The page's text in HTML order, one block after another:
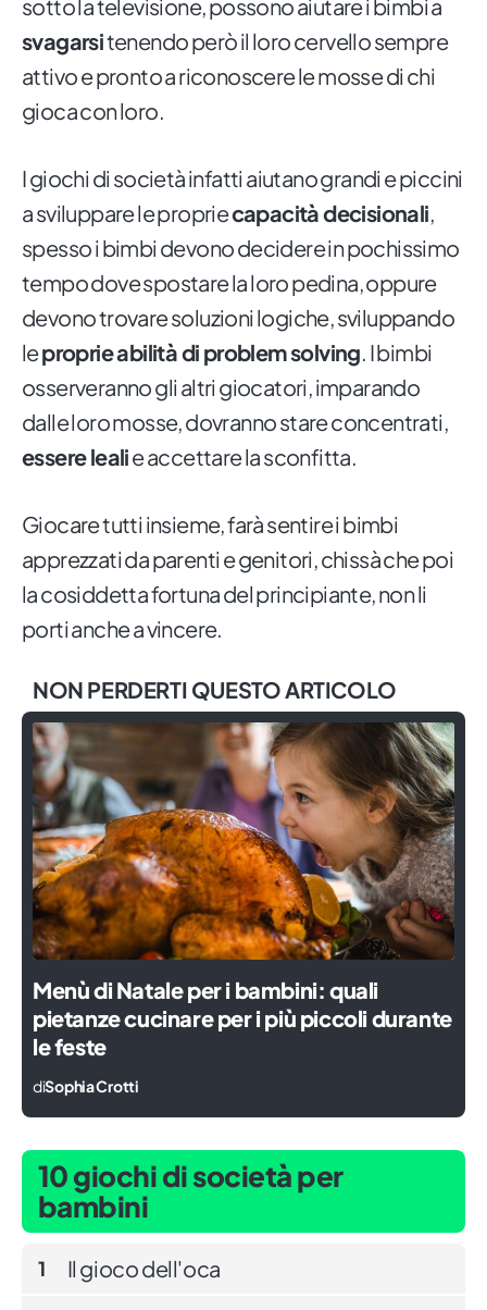
sotto la televisione, possono aiutare i bimbi a
svagarsitenendo però il loro cervello sempre
attivo e pronto a riconoscere le mosse di chi
gioca con loro.
I giochi di società infatti aiutano grandi e piccini
a sviluppare le propriecapacità decisionali,
spesso i bimbi devono decidere in pochissimo
tempo dove spostare la loro pedina, oppure
devono trovare soluzioni logiche, sviluppando
leproprie abilità di problem solving. I bimbi
osserveranno gli altri giocatori, imparando
dalle loro mosse, dovranno stare concentrati,
essere lealie accettare la sconfitta.
Giocare tutti insieme, farà sentire i bimbi
apprezzati da parenti e genitori, chissà che poi
la cosiddetta fortuna del principiante, non li
porti anche a vincere.
NON PERDERTI QUESTO ARTICOLO
Menù di Natale per i bambini: quali
pietanze cucinare per i più piccoli durante
le feste
diSophia Crotti
10 giochi di società per
bambini
1 Il gioco dell'oca